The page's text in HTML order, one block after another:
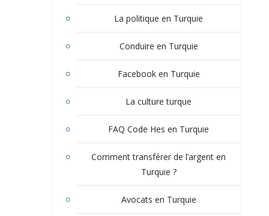
La politique en Turquie
Conduire en Turquie
Facebook en Turquie
La culture turque
FAQ Code Hes en Turquie
Comment transférer de l’argent en
Turquie ?
Avocats en Turquie